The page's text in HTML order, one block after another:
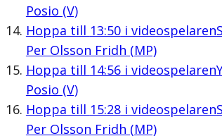
Posio (V)
Hoppa till 13:50i videospelaren
Per Olsson Fridh (MP)
Hoppa till 14:56i videospelaren
Posio (V)
Hoppa till 15:28i videospelaren
Per Olsson Fridh (MP)